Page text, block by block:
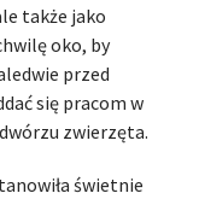
także jako
oko, by
przed
się pracom w
zwierzęta.
świetnie